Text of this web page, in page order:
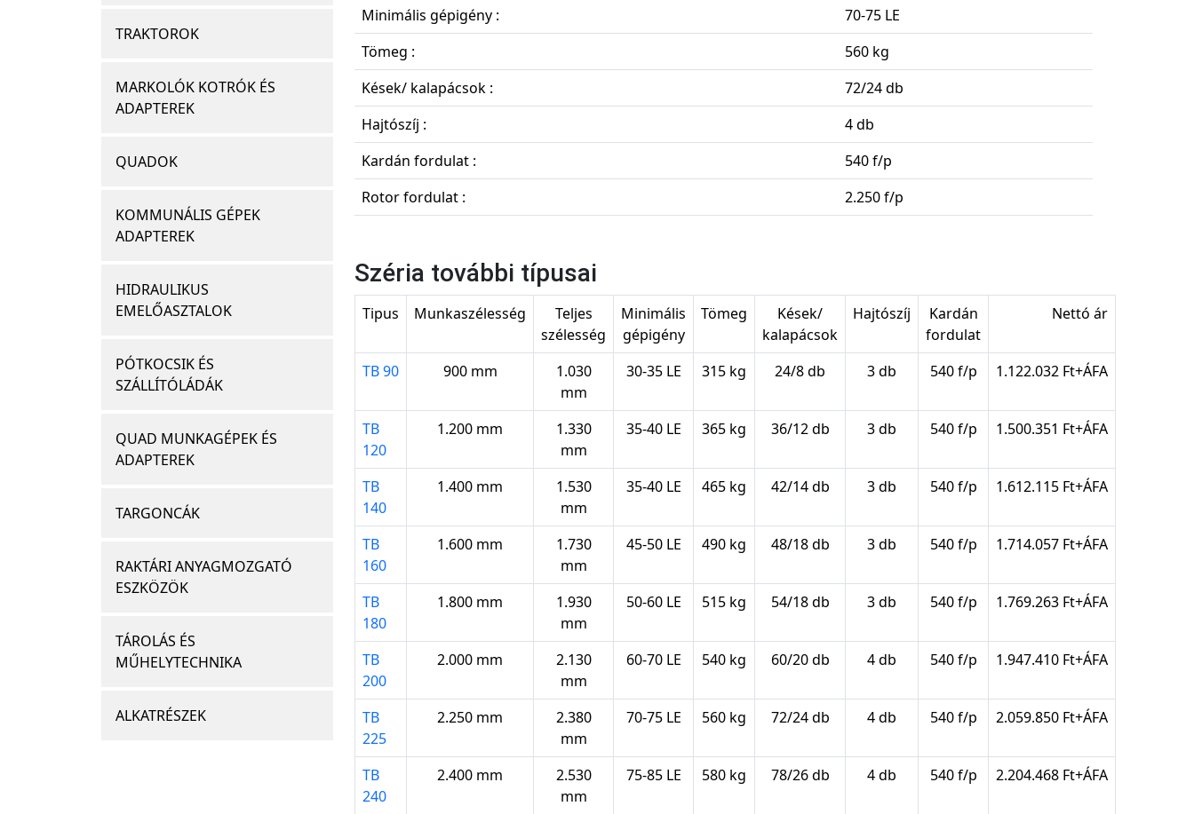
TRAKTOROK
MARKOLÓK KOTRÓK ÉS
ADAPTEREK
QUADOK
KOMMUNÁLIS GÉPEK
ADAPTEREK
HIDRAULIKUS
EMELŐASZTALOK
PÓTKOCSIK ÉS
SZÁLLÍTÓLÁDÁK
QUAD MUNKAGÉPEK ÉS
ADAPTEREK
TARGONCÁK
RAKTÁRI ANYAGMOZGATÓ
ESZKÖZÖK
TÁROLÁS ÉS
MŰHELYTECHNIKA
ALKATRÉSZEK
Minimális gépigény :
70-75 LE
Tömeg :
560 kg
Kések/ kalapácsok :
72/24 db
Hajtószíj :
4 db
Kardán fordulat :
540 f/p
Rotor fordulat :
2.250 f/p
Széria további típusai
Tipus Munkaszélesség
Teljes
szélesség
Minimális
gépigény
Tömeg
Kések/
kalapácsok
Hajtószíj
Kardán
fordulat
Nettó ár
TB 90 900 mm
1.030
mm
30-35 LE 315 kg 24/8 db 3 db 540 f/p 1.122.032 Ft+ÁFA
TB
120
1.200 mm
1.330
mm
35-40 LE 365 kg 36/12 db 3 db 540 f/p 1.500.351 Ft+ÁFA
TB
140
1.400 mm
1.530
mm
35-40 LE 465 kg 42/14 db 3 db 540 f/p 1.612.115 Ft+ÁFA
TB
160
1.600 mm
1.730
mm
45-50 LE 490 kg 48/18 db 3 db 540 f/p 1.714.057 Ft+ÁFA
TB
180
1.800 mm
1.930
mm
50-60 LE 515 kg 54/18 db 3 db 540 f/p 1.769.263 Ft+ÁFA
TB
200
2.000 mm
2.130
mm
60-70 LE 540 kg 60/20 db 4 db 540 f/p 1.947.410 Ft+ÁFA
TB
225
2.250 mm
2.380
mm
70-75 LE 560 kg 72/24 db 4 db 540 f/p 2.059.850 Ft+ÁFA
TB
240
2.400 mm
2.530
mm
75-85 LE 580 kg 78/26 db 4 db 540 f/p 2.204.468 Ft+ÁFA